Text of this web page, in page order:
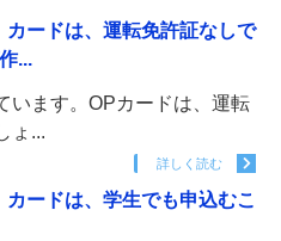
ードは、運転免許証なしで
...
います。OPカードは、運転
ょ...
詳しく読む
ードは、学生でも申込むこ